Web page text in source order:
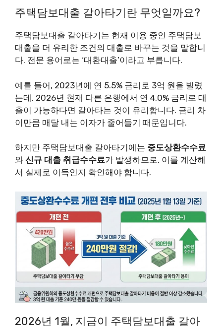
주택담보대출 갈아타기란 무엇일까요?
주택담보대출 갈아타기는 현재 이용 중인 주택담보
대출을 더 유리한 조건의 대출로 바꾸는 것을 말합니
다. 전문 용어로는 ‘대환대출’이라고 부릅니다.
예를 들어, 2023년에 연 5.5% 금리로 3억 원을 빌렸
는데, 2026년 현재 다른 은행에서 연 4.0% 금리로 대
출이 가능하다면 갈아타는 것이 유리합니다. 금리 차
이만큼 매달 내는 이자가 줄어들기 때문입니다.
하지만 주택담보대출 갈아타기에는 중도상환수수료
와 신규 대출 취급수수료가 발생하므로, 이를 계산해
서 실제로 이득인지 확인해야 합니다.
2026년 1월, 지금이 주택담보대출 갈아